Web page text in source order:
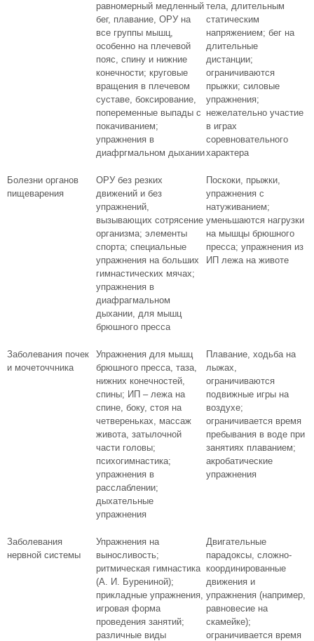
равномерный медленный
бег, плавание, ОРУ на
все группы мышц,
особенно на плечевой
пояс, спину и нижние
конечности; круговые
вращения в плечевом
суставе, боксирование,
попеременные выпады с
покачиванием;
упражнения в
диафргмальном дыхании
тела, длительным
статическим
напряжением; бег на
длительные
дистанции;
ограничиваются
прыжки; силовые
упражнения;
нежелательно участие
в играх
соревновательного
характера
Болезни органов
пищеварения
ОРУ без резких
движений и без
упражнений,
вызывающих сотрясение
организма; элементы
спорта; специальные
упражнения на больших
гимнастических мячах;
упражнения в
диафрагмальном
дыхании, для мышц
брюшного пресса
Поскоки, прыжки,
упражнения с
натуживанием;
уменьшаются нагрузки
на мышцы брюшного
пресса; упражнения из
ИП лежа на животе
Заболевания почек
и мочеточчника
Упражнения для мышц
брюшного пресса, таза,
нижних конечностей,
спины; ИП – лежа на
спине, боку, стоя на
четвереньках, массаж
живота, затылочной
части головы;
психогимнастика;
упражнения в
расслаблении;
дыхательные
упражнения
Плавание, ходьба на
лыжах,
ограничиваются
подвижные игры на
воздухе;
ограничивается время
пребывания в воде при
занятиях плаванием;
акробатические
упражнения
Заболевания
нервной системы
Упражнения на
выносливость;
ритмическая гимнастика
(А. И. Бурениной);
прикладные упражнения,
игровая форма
проведения занятий;
различные виды
Двигательные
парадоксы, сложно-
координированные
движения и
упражнения (например,
равновесие на
скамейке);
ограничивается время